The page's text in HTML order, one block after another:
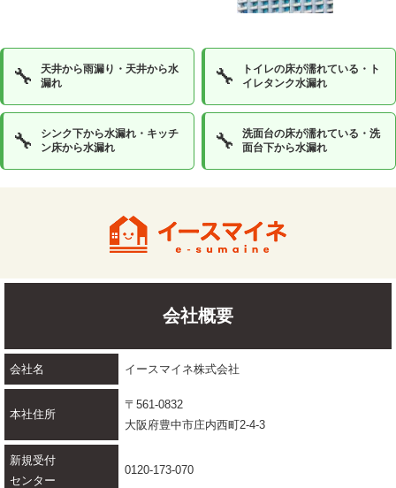
🔧
天井から雨漏り・天井から水
漏れ
🔧
トイレの床が濡れている・ト
イレタンク水漏れ
🔧
シンク下から水漏れ・キッチ
ン床から水漏れ
🔧
洗面台の床が濡れている・洗
面台下から水漏れ
会社概要
会社名 イースマイネ株式会社
本社住所
〒561-0832
大阪府豊中市庄内西町2-4-3
新規受付
センター
0120-173-070